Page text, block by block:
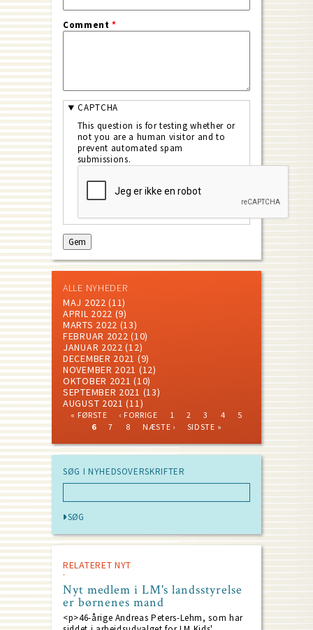
Comment*
CAPTCHA
This question is for testing whether or
not you are a human visitor and to
prevent automated spam
submissions.
ALLE NYHEDER
MAJ 2022 (11)
APRIL 2022 (9)
MARTS 2022 (13)
FEBRUAR 2022 (10)
JANUAR 2022 (12)
DECEMBER 2021 (9)
NOVEMBER 2021 (12)
OKTOBER 2021 (10)
SEPTEMBER 2021 (13)
AUGUST 2021 (11)
Pagination
FIRST
« FØRSTE
PREVIOUS
PAGE
‹ FORRIGE PAGE
1 PAGE
2 PAGE
3 PAGE
4 PAGE
5
CURRENT
6 PAGE
7 PAGE
8
NEXT
NÆSTE ›
LAST
SIDSTE »
SØG I NYHEDSOVERSKRIFTER
RELATERET NYT
Nyt medlem i LM's landsstyrelse
er børnenes mand
<p>46-årige Andreas Peters-Lehm, som har